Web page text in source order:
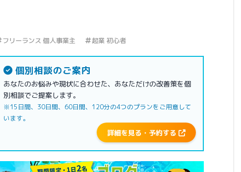
フリーランス 個人事業主 起業 初心者
個別相談のご案内
あなたのお悩みや現状に合わせた、あなただけの改善策を個
別相談でご提案します。
※15日間、30日間、60日間、120分の4つのプランをご用意して
います。
詳細を見る・予約する